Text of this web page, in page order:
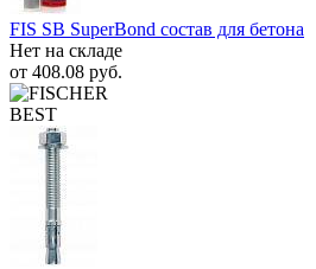
FIS SB SuperBond состав для бетона
Нет на складе
от 408.08 руб.
BEST